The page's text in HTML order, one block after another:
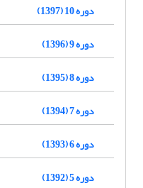
دوره 10 (1397)
دوره 9 (1396)
دوره 8 (1395)
دوره 7 (1394)
دوره 6 (1393)
دوره 5 (1392)